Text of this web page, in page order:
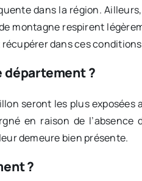
dans la région.
montagne respirent
dans ces
département ?
seront les plus exposées
en raison de
demeure bien présente.
?